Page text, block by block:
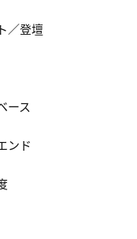
／登壇
ース
ンド